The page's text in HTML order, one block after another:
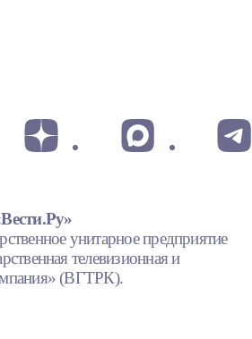
унитарное предприятие
телевизионная и
(ВГТРК).